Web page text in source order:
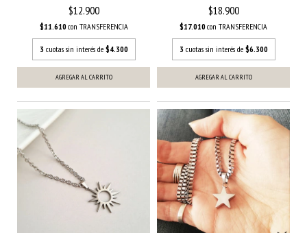
$12.900
$11.610con TRANSFERENCIA
3 cuotas sin interés de $4.300
$18.900
$17.010con TRANSFERENCIA
3 cuotas sin interés de $6.300